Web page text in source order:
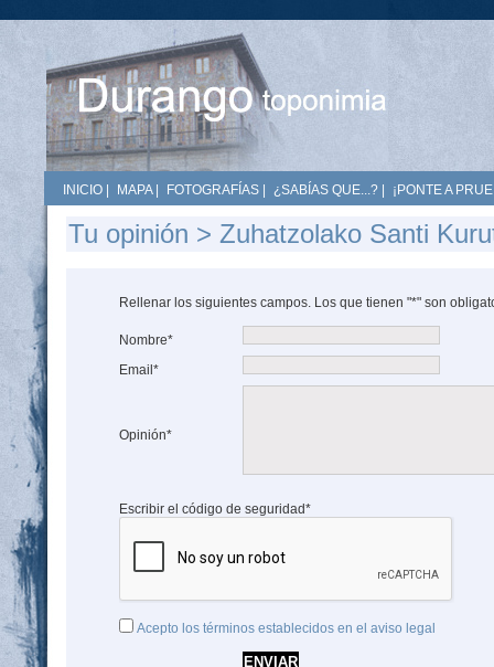
INICIO MAPA| FOTOGRAFÍAS ¿SABÍAS QUE...? ¡PONTE A
Tu opinión > Zuhatzolako Santi
Rellenar los siguientes campos. Los que tienen "*" son
Nombre*
Email*
Opinión*
Escribir el código de seguridad*
Acepto los términos establecidos en el aviso legal